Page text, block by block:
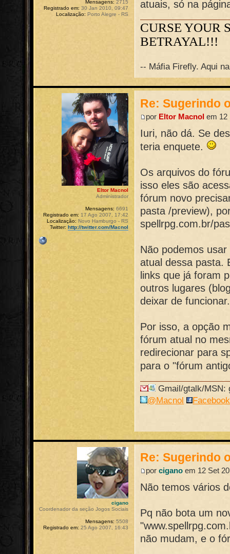
atuais, só na
CURSE YOUR
BETRAYAL!!!
-- Máfia Firefly. Aqui
Mensagens: 2715
Registrado em: 30 Jan 2010, 09:47
Localização: Porto Alegre - RS
Re: Sugerindo
por Eltor Macnol em 12
Iuri, não dá. Se
teria enquete.
Os arquivos do
isso eles são
fórum novo
pasta /preview),
spellrpg.com.br/
Não podemos
atual dessa pasta.
links que já foram
outros lugares
deixar de funcionar.
Por isso, a opção
fórum atual no
redirecionar para
para o "fórum
Gmail/gtalk/MSN:
@Macnol
Facebook
Eltor Macnol
Administrador
Mensagens: 6691
Registrado em: 17 Ago 2007, 17:42
Localização: Novo Hamburgo - RS
Twitter: http://twitter.com/Macnol
Re: Sugerindo
porcigano em 12 Set
Não temos vários
Pq não bota um
não mudam, e o
cigano
Coordenador da seção Jogos Sociais
Mensagens: 5508
Registrado em: 25 Ago 2007, 16:43